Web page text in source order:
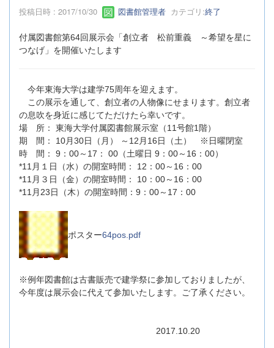
投稿日時 : 2017/10/30 図書館管理者 カテゴリ:終了
付属図書館第64回展示会「創立者 松前重義 ～希望を星に
つなげ」を開催いたします
今年東海大学は建学75周年を迎えます。
この展示を通して、創立者の人物像にせまります。創立者
の息吹を身近に感じてただけたら幸いです。
場 所： 東海大学付属図書館展示室（11号館1階）
期 間： 10月30日（月） ～12月16日（土） ※日曜閉室
時 間： 9：00～17： 00（土曜日 9：00～16：00）
*11月１日（水）の開室時間： 12：00～16：00
*11月３日（金）の開室時間： 10：00～16：00
*11月23日（木）の開室時間：9：00～17：00
ポスター64pos.pdf
※例年図書館は古書販売で建学祭に参加しておりましたが、
今年度は展示会に代えて参加いたします。ご了承ください。
2017.10.20